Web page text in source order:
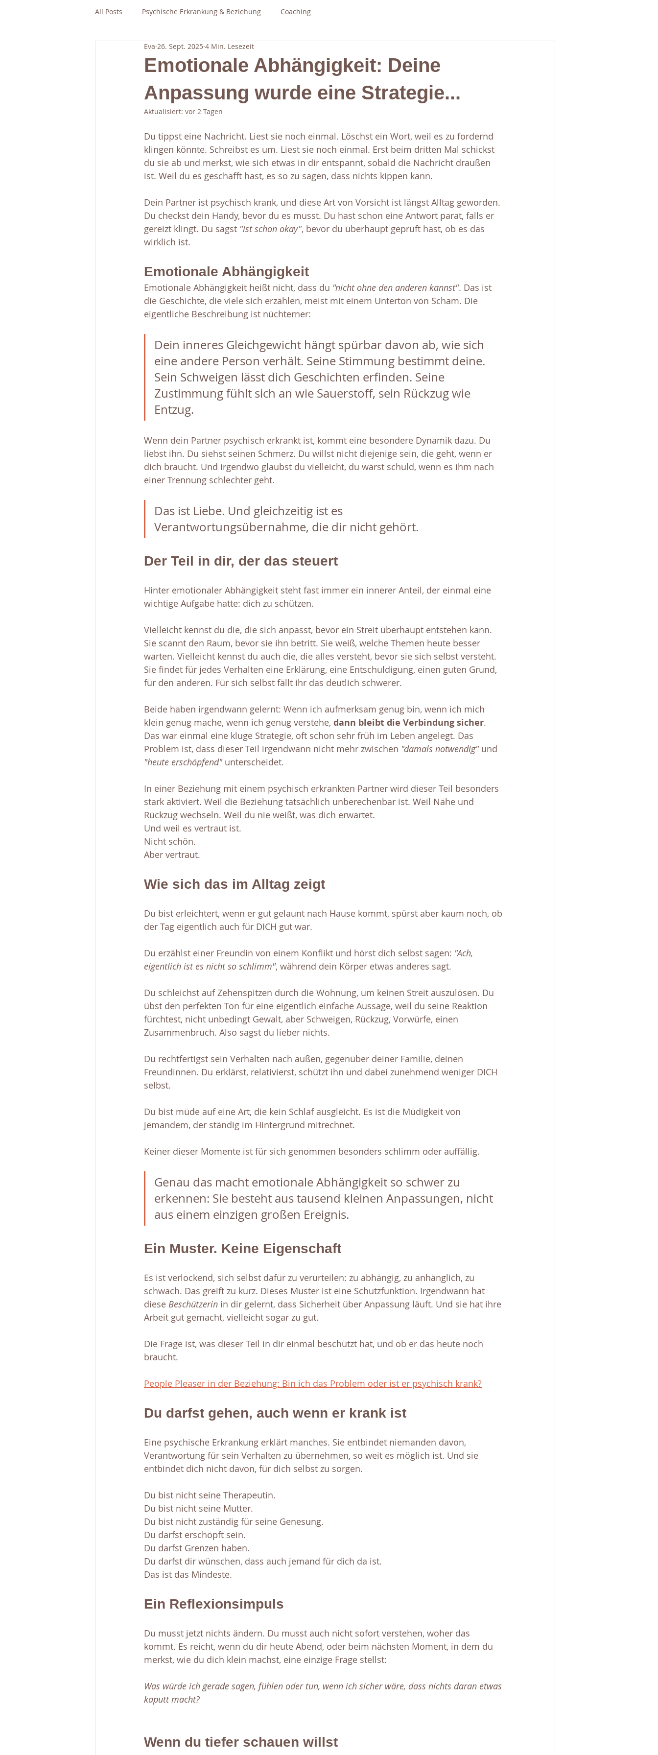
All Posts Psychische Erkrankung & Beziehung Coaching
Emotionale Abhängigkeit: Deine
Anpassung wurde eine Strategie...
Eva 26. Sept. 2025 4 Min. Lesezeit
Aktualisiert: vor 2 Tagen
Du tippst eine Nachricht. Liest sie noch einmal. Löschst ein Wort, weil es zu fordernd
klingen könnte. Schreibst es um. Liest sie noch einmal. Erst beim dritten Mal schickst
du sie ab und merkst, wie sich etwas in dir entspannt, sobald die Nachricht draußen
ist. Weil du es geschafft hast, es so zu sagen, dass nichts kippen kann.
Dein Partner ist psychisch krank, und diese Art von Vorsicht ist längst Alltag geworden.
Du checkst dein Handy, bevor du es musst. Du hast schon eine Antwort parat, falls er
gereizt klingt. Du sagst "ist schon okay", bevor du überhaupt geprüft hast, ob es das
wirklich ist.
Emotionale Abhängigkeit
Emotionale Abhängigkeit heißt nicht, dass du "nicht ohne den anderen kannst". Das ist
die Geschichte, die viele sich erzählen, meist mit einem Unterton von Scham. Die
eigentliche Beschreibung ist nüchterner:
Dein inneres Gleichgewicht hängt spürbar davon ab, wie sich
eine andere Person verhält. Seine Stimmung bestimmt deine.
Sein Schweigen lässt dich Geschichten erfinden. Seine
Zustimmung fühlt sich an wie Sauerstoff, sein Rückzug wie
Entzug.
Wenn dein Partner psychisch erkrankt ist, kommt eine besondere Dynamik dazu. Du
liebst ihn. Du siehst seinen Schmerz. Du willst nicht diejenige sein, die geht, wenn er
dich braucht. Und irgendwo glaubst du vielleicht, du wärst schuld, wenn es ihm nach
einer Trennung schlechter geht.
Das ist Liebe. Und gleichzeitig ist es
Verantwortungsübernahme, die dir nicht gehört.
Der Teil in dir, der das steuert
Hinter emotionaler Abhängigkeit steht fast immer ein innerer Anteil, der einmal eine
wichtige Aufgabe hatte: dich zu schützen.
Vielleicht kennst du die, die sich anpasst, bevor ein Streit überhaupt entstehen kann.
Sie scannt den Raum, bevor sie ihn betritt. Sie weiß, welche Themen heute besser
warten. Vielleicht kennst du auch die, die alles versteht, bevor sie sich selbst versteht.
Sie findet für jedes Verhalten eine Erklärung, eine Entschuldigung, einen guten Grund,
für den anderen. Für sich selbst fällt ihr das deutlich schwerer.
Beide haben irgendwann gelernt: Wenn ich aufmerksam genug bin, wenn ich mich
klein genug mache, wenn ich genug verstehe, dann bleibt die Verbindung sicher.
Das war einmal eine kluge Strategie, oft schon sehr früh im Leben angelegt. Das
Problem ist, dass dieser Teil irgendwann nicht mehr zwischen "damals notwendig" und
"heute erschöpfend" unterscheidet.
In einer Beziehung mit einem psychisch erkrankten Partner wird dieser Teil besonders
stark aktiviert. Weil die Beziehung tatsächlich unberechenbar ist. Weil Nähe und
Rückzug wechseln. Weil du nie weißt, was dich erwartet.
Und weil es vertraut ist.
Nicht schön.
Aber vertraut.
Wie sich das im Alltag zeigt
Du bist erleichtert, wenn er gut gelaunt nach Hause kommt, spürst aber kaum noch, ob
der Tag eigentlich auch für DICH gut war.
Du erzählst einer Freundin von einem Konflikt und hörst dich selbst sagen: "Ach,
eigentlich ist es nicht so schlimm", während dein Körper etwas anderes sagt.
Du schleichst auf Zehenspitzen durch die Wohnung, um keinen Streit auszulösen. Du
übst den perfekten Ton für eine eigentlich einfache Aussage, weil du seine Reaktion
fürchtest, nicht unbedingt Gewalt, aber Schweigen, Rückzug, Vorwürfe, einen
Zusammenbruch. Also sagst du lieber nichts.
Du rechtfertigst sein Verhalten nach außen, gegenüber deiner Familie, deinen
Freundinnen. Du erklärst, relativierst, schützt ihn und dabei zunehmend weniger DICH
selbst.
Du bist müde auf eine Art, die kein Schlaf ausgleicht. Es ist die Müdigkeit von
jemandem, der ständig im Hintergrund mitrechnet.
Keiner dieser Momente ist für sich genommen besonders schlimm oder auffällig.
Genau das macht emotionale Abhängigkeit so schwer zu
erkennen: Sie besteht aus tausend kleinen Anpassungen, nicht
aus einem einzigen großen Ereignis.
Ein Muster. Keine Eigenschaft
Es ist verlockend, sich selbst dafür zu verurteilen: zu abhängig, zu anhänglich, zu
schwach. Das greift zu kurz. Dieses Muster ist eine Schutzfunktion. Irgendwann hat
diese Beschützerin in dir gelernt, dass Sicherheit über Anpassung läuft. Und sie hat ihre
Arbeit gut gemacht, vielleicht sogar zu gut.
Die Frage ist, was dieser Teil in dir einmal beschützt hat, und ob er das heute noch
braucht.
People Pleaser in der Beziehung: Bin ich das Problem oder ist er psychisch krank?
Du darfst gehen, auch wenn er krank ist
Eine psychische Erkrankung erklärt manches. Sie entbindet niemanden davon,
Verantwortung für sein Verhalten zu übernehmen, so weit es möglich ist. Und sie
entbindet dich nicht davon, für dich selbst zu sorgen.
Du bist nicht seine Therapeutin.
Du bist nicht seine Mutter.
Du bist nicht zuständig für seine Genesung.
Du darfst erschöpft sein.
Du darfst Grenzen haben.
Du darfst dir wünschen, dass auch jemand für dich da ist.
Das ist das Mindeste.
Ein Reflexionsimpuls
Du musst jetzt nichts ändern. Du musst auch nicht sofort verstehen, woher das
kommt. Es reicht, wenn du dir heute Abend, oder beim nächsten Moment, in dem du
merkst, wie du dich klein machst, eine einzige Frage stellst:
Was würde ich gerade sagen, fühlen oder tun, wenn ich sicher wäre, dass nichts daran etwas
kaputt macht?
Wenn du tiefer schauen willst